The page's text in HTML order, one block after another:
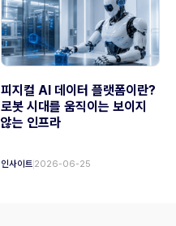
피지컬 AI 데이터 플랫폼이란?
로봇 시대를 움직이는 보이지
않는 인프라
인사이트 2026-06-25